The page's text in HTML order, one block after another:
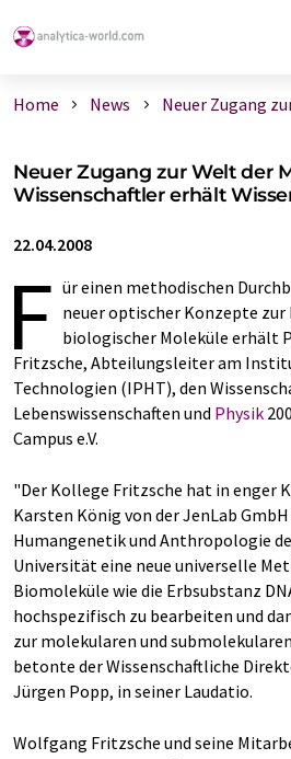
Home News Neuer Zugang
Neuer Zugang zur Welt der
Wissenschaftler erhält
22.04.2008
F ür einen methodischen
neuer optischer Konzepte
biologischer Moleküle erhält
Fritzsche, Abteilungsleiter am
Technologien (IPHT), den
Lebenswissenschaften und Physik
Campus e.V.
"Der Kollege Fritzsche hat in enger
Karsten König von der JenLab
Humangenetik und Anthropologie
Universität eine neue universelle
Biomoleküle wie die Erbsubstanz
hochspezifisch zu bearbeiten und
zur molekularen und
betonte der Wissenschaftliche
Jürgen Popp, in seiner Laudatio.
Wolfgang Fritzsche und seine